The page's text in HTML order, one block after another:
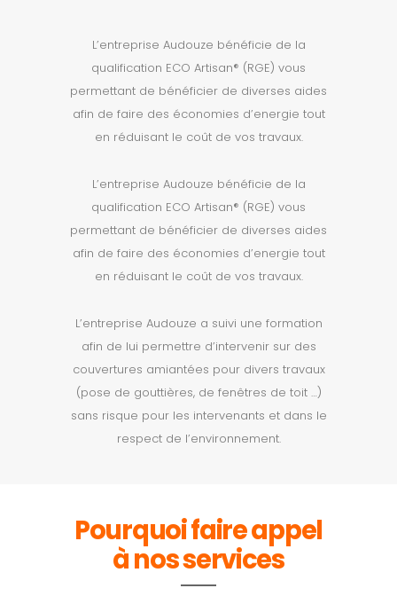
L’entreprise Audouze bénéficie de la
qualification ECO Artisan® (RGE) vous
permettant de bénéficier de diverses aides
afin de faire des économies d’energie tout
en réduisant le coût de vos travaux.
L’entreprise Audouze bénéficie de la
qualification ECO Artisan® (RGE) vous
permettant de bénéficier de diverses aides
afin de faire des économies d’energie tout
en réduisant le coût de vos travaux.
L’entreprise Audouze a suivi une formation
afin de lui permettre d’intervenir sur des
couvertures amiantées pour divers travaux
(pose de gouttières, de fenêtres de toit …)
sans risque pour les intervenants et dans le
respect de l’environnement.
Pourquoi faire appel
à nos services